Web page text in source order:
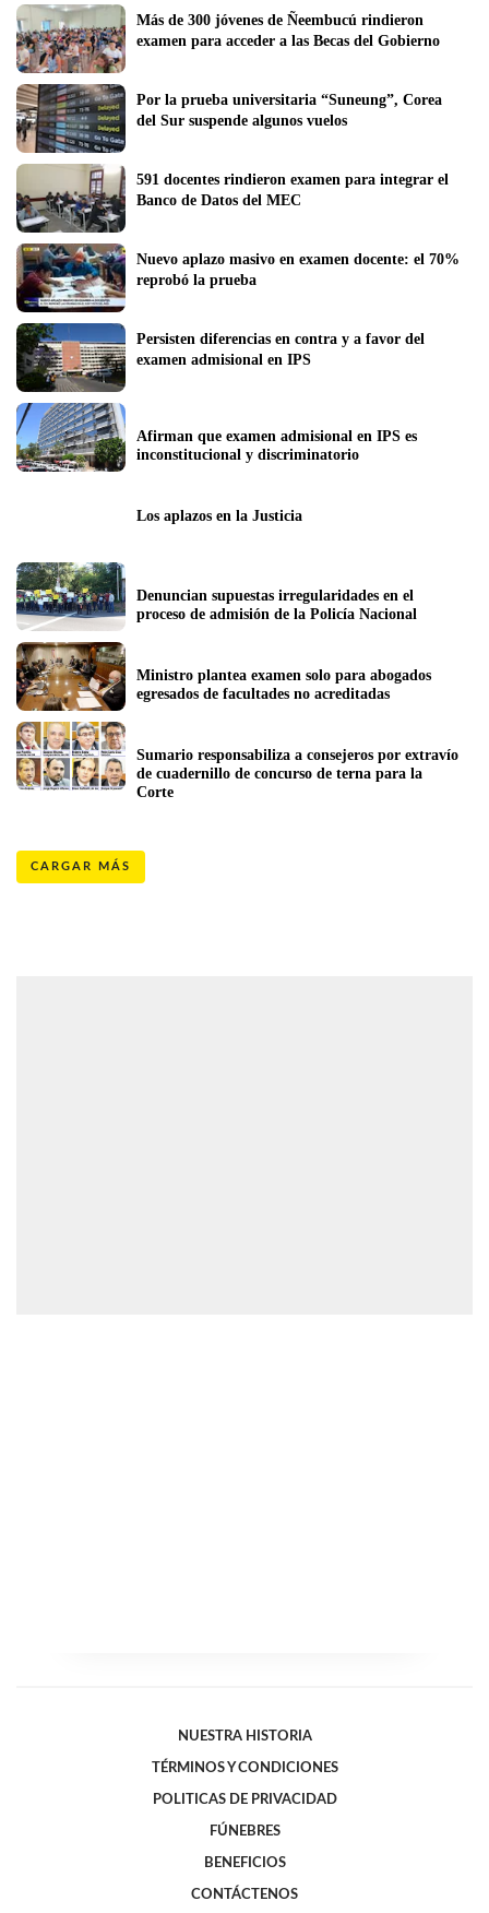
Más de 300 jóvenes de Ñeembucú rindieron
examen para acceder a las Becas del Gobierno
Por la prueba universitaria “Suneung”, Corea
del Sur suspende algunos vuelos
591 docentes rindieron examen para integrar el
Banco de Datos del MEC
Nuevo aplazo masivo en examen docente: el 70%
reprobó la prueba
Persisten diferencias en contra y a favor del
examen admisional en IPS
Afirman que examen admisional en IPS es
inconstitucional y discriminatorio
Los aplazos en la Justicia
Denuncian supuestas irregularidades en el
proceso de admisión de la Policía Nacional
Ministro plantea examen solo para abogados
egresados de facultades no acreditadas
Sumario responsabiliza a consejeros por extravío
de cuadernillo de concurso de terna para la
Corte
CARGAR MÁS
NUESTRA HISTORIA
TÉRMINOS Y CONDICIONES
POLITICAS DE PRIVACIDAD
FÚNEBRES
BENEFICIOS
CONTÁCTENOS